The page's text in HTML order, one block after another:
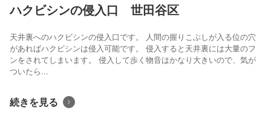
ハクビシンの侵入口 世田谷区
天井裏へのハクビシンの侵入口です。 人間の握りこぶしが入る位の穴
があればハクビシンは侵入可能です。 侵入すると天井裏には大量のフ
ンをされてしまいます。 侵入して歩く物音はかなり大きいので、気が
ついたら...
続きを見る